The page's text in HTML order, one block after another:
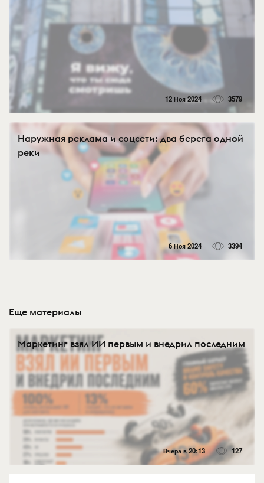
12 Ноя 2024 3579
Наружная реклама и соцсети: два берега одной
реки
6 Ноя 2024 3394
Еще материалы
Маркетинг взял ИИ первым и внедрил последним
Вчера в 20:13 127